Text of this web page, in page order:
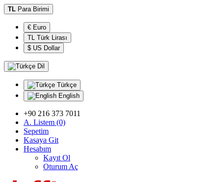
TL Para Birimi
€ Euro
TL Türk Lirası
$ US Dollar
Dil
Türkçe
English
+90 216 373 7011
A. Listem (0)
Sepetim
Kasaya Git
Hesabım
Kayıt Ol
Oturum Aç